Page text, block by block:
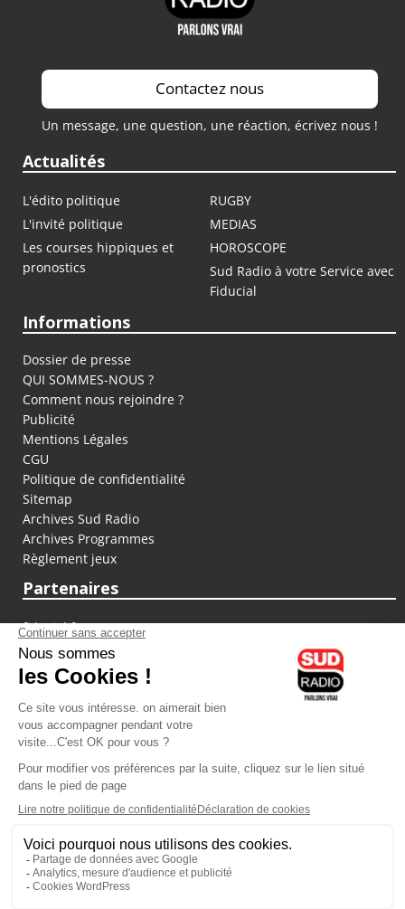
Contactez nous
Un message, une question, une réaction, écrivez nous !
Actualités
L'édito politique
RUGBY
L'invité politique
MEDIAS
Les courses hippiques et
pronostics
HOROSCOPE
Sud Radio à votre Service avec
Fiducial
Informations
Dossier de presse
QUI SOMMES-NOUS ?
Comment nous rejoindre ?
Publicité
Mentions Légales
CGU
Politique de confidentialité
Sitemap
Archives Sud Radio
Archives Programmes
Règlement jeux
Partenaires
fiducial.fr
lyoncapitale.fr
olympique-et-lyonnais.com
L'application Iphone / Android
Téléchargez l'application
Les cookies
Gestion des cookies
Crédit photos : ©Sud Radio / Pierre Olivier